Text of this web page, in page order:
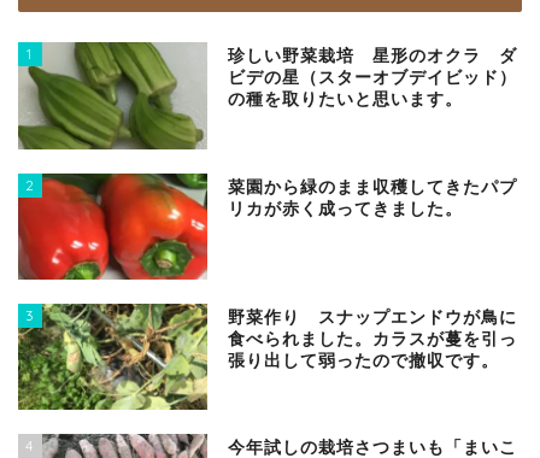
1
珍しい野菜栽培 星形のオクラ ダ
ビデの星（スターオブデイビッド）
の種を取りたいと思います。
2
菜園から緑のまま収穫してきたパプ
リカが赤く成ってきました。
3
野菜作り スナップエンドウが鳥に
食べられました。カラスが蔓を引っ
張り出して弱ったので撤収です。
4
今年試しの栽培さつまいも「まいこ